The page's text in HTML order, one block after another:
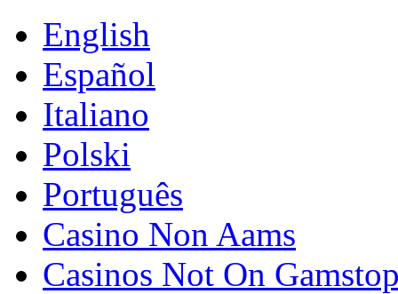
English
Español
Italiano
Polski
Português
Casino Non Aams
Casinos Not On